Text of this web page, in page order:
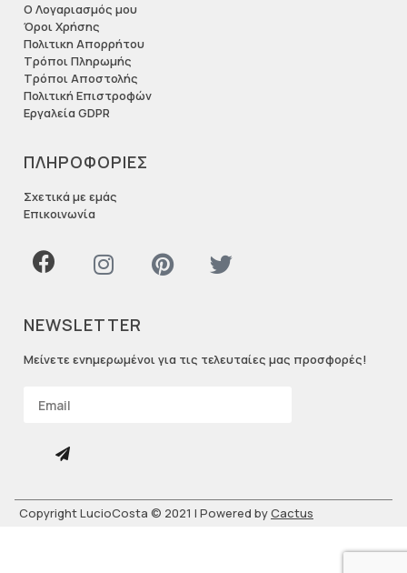
Ο Λογαριασμός μου
Όροι Χρήσης
Πολιτικη Απορρήτου
Τρόποι Πληρωμής
Τρόποι Αποστολής
Πολιτική Επιστροφών
Εργαλεία GDPR
ΠΛΗΡΟΦΟΡΙΕΣ
Σχετικά με εμάς
Επικοινωνία
NEWSLETTER
Μείνετε ενημερωμένοι για τις τελευταίες μας προσφορές!
Copyright LucioCosta © 2021 | Powered byCactus